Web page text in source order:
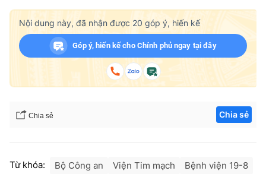
Nội dung này, đã nhận được 20 góp ý, hiến kế
Góp ý, hiến kế cho Chính phủ ngay tại đây
Chia sẻ Chia sẻ
Từ khóa: Bộ Công an Viện Tim mạch
Bệnh viện 19-8